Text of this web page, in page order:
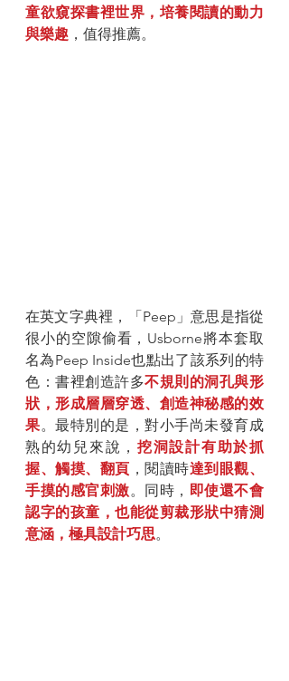
童欲窺探書裡世界，培養閱讀的動力
與樂趣 ，值得推薦。
在英文字典裡，「Peep」意思是指從
很小的空隙偷看，Usborne將本套取
名為Peep Inside也點出了該系列的特
色：書裡創造許多不規則的洞孔與形
狀，形成層層穿透、創造神秘感的效
果。最特別的是，對小手尚未發育成
熟的幼兒來說， 挖洞設計有助於抓
握、觸摸、翻頁 ，閱讀時達到眼觀、
手摸的感官刺激。同時， 即使還不會
認字的孩童，也能從剪裁形狀中猜測
意涵，極具設計巧思。